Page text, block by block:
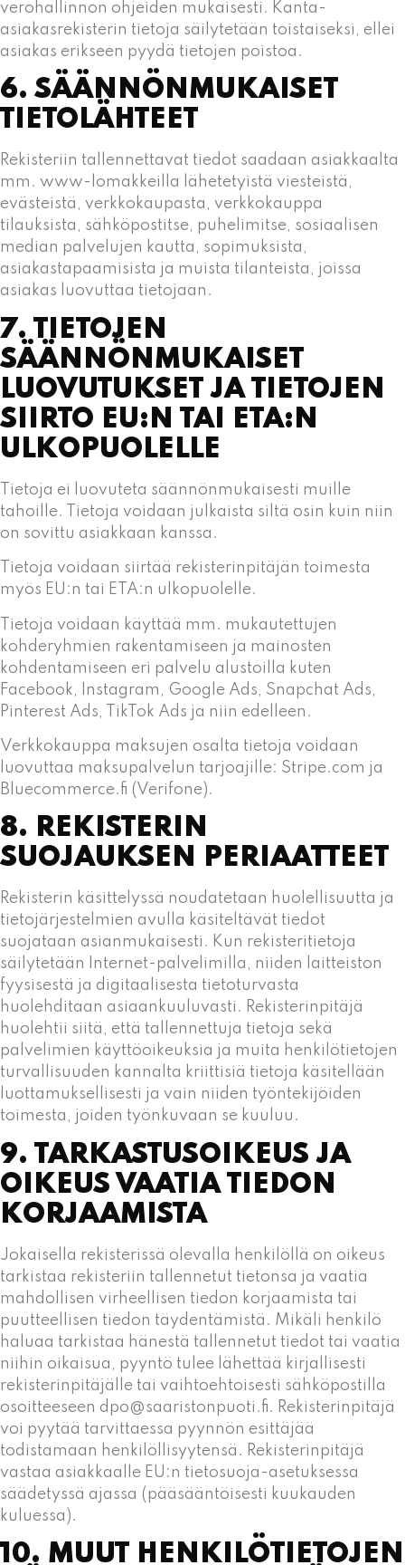
verohallinnon ohjeiden mukaisesti. Kanta-
asiakasrekisterin tietoja säilytetään toistaiseksi, ellei
asiakas erikseen pyydä tietojen poistoa.
6. SÄÄNNÖNMUKAISET
TIETOLÄHTEET
Rekisteriin tallennettavat tiedot saadaan asiakkaalta
mm. www-lomakkeilla lähetetyistä viesteistä,
evästeistä, verkkokaupasta, verkkokauppa
tilauksista, sähköpostitse, puhelimitse, sosiaalisen
median palvelujen kautta, sopimuksista,
asiakastapaamisista ja muista tilanteista, joissa
asiakas luovuttaa tietojaan.
7. TIETOJEN
SÄÄNNÖNMUKAISET
LUOVUTUKSET JA TIETOJEN
SIIRTO EU:N TAI ETA:N
ULKOPUOLELLE
Tietoja ei luovuteta säännönmukaisesti muille
tahoille. Tietoja voidaan julkaista siltä osin kuin niin
on sovittu asiakkaan kanssa.
Tietoja voidaan siirtää rekisterinpitäjän toimesta
myös EU:n tai ETA:n ulkopuolelle.
Tietoja voidaan käyttää mm. mukautettujen
kohderyhmien rakentamiseen ja mainosten
kohdentamiseen eri palvelu alustoilla kuten
Facebook, Instagram, Google Ads, Snapchat Ads,
Pinterest Ads, TikTok Ads ja niin edelleen.
Verkkokauppa maksujen osalta tietoja voidaan
luovuttaa maksupalvelun tarjoajille: Stripe.com ja
Bluecommerce.fi (Verifone).
8. REKISTERIN
SUOJAUKSEN PERIAATTEET
Rekisterin käsittelyssä noudatetaan huolellisuutta ja
tietojärjestelmien avulla käsiteltävät tiedot
suojataan asianmukaisesti. Kun rekisteritietoja
säilytetään Internet-palvelimilla, niiden laitteiston
fyysisestä ja digitaalisesta tietoturvasta
huolehditaan asiaankuuluvasti. Rekisterinpitäjä
huolehtii siitä, että tallennettuja tietoja sekä
palvelimien käyttöoikeuksia ja muita henkilötietojen
turvallisuuden kannalta kriittisiä tietoja käsitellään
luottamuksellisesti ja vain niiden työntekijöiden
toimesta, joiden työnkuvaan se kuuluu.
9. TARKASTUSOIKEUS JA
OIKEUS VAATIA TIEDON
KORJAAMISTA
Jokaisella rekisterissä olevalla henkilöllä on oikeus
tarkistaa rekisteriin tallennetut tietonsa ja vaatia
mahdollisen virheellisen tiedon korjaamista tai
puutteellisen tiedon täydentämistä. Mikäli henkilö
haluaa tarkistaa hänestä tallennetut tiedot tai vaatia
niihin oikaisua, pyyntö tulee lähettää kirjallisesti
rekisterinpitäjälle tai vaihtoehtoisesti sähköpostilla
osoitteeseen dpo@saaristonpuoti.fi. Rekisterinpitäjä
voi pyytää tarvittaessa pyynnön esittäjää
todistamaan henkilöllisyytensä. Rekisterinpitäjä
vastaa asiakkaalle EU:n tietosuoja-asetuksessa
säädetyssä ajassa (pääsääntöisesti kuukauden
kuluessa).
10. MUUT HENKILÖTIETOJEN